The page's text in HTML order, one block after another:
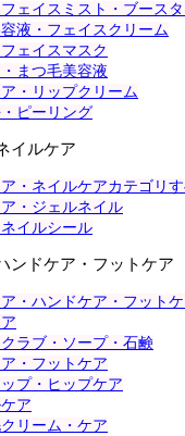
ェイスミスト・ブース
液・フェイスクリーム
ェイスマスク
まつ毛美容液
・リップクリーム
ピーリング
イルケア
・ネイルケアカテゴリ
・ジェルネイル
イルシール
ンドケア・フットケア
・ハンドケア・フット
ラブ・ソープ・石鹸
・フットケア
プ・ヒップケア
ア
リーム・ケア